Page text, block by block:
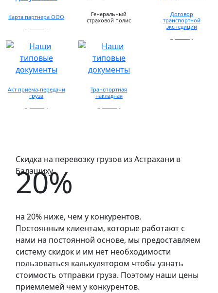
Карта партнера ООО
Генеральный
страховой полис
Договор
транспортной
экспедиции
Акт приема-передачи
груза
Транспортная
накладная
Скидка на перевозку грузов из Астрахани в
Балашиху
20%
на 20% ниже, чем у конкурентов.
Постоянным клиентам, которые работают с
нами на постоянной основе, мы предоставляем
систему скидок и им нет необходимости
пользоваться калькулятором чтобы узнать
стоимость отправки груза. Поэтому наши цены
приемлемей чем у конкурентов.